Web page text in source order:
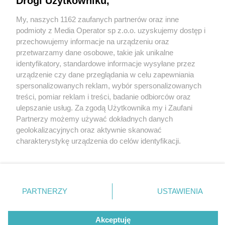
Wydawca mediówlokalnych
Nie zapomnij
zapoznać się z:
polityką prywatności regulamin korzystania z portali
Twojemiasto
Piekary Śląskie
Chorzów
Tarnowskie Góry
Gliwice
Skontaktuj się z nami
Kontakt
Wydawca
Redakcja
My, naszych 1162 zaufanych partnerów oraz inne
podmioty z Media Operator sp z.o.o. uzyskujemy dostęp i
przechowujemy informacje na urządzeniu oraz
przetwarzamy dane osobowe, takie jak unikalne
identyfikatory, standardowe informacje wysyłane przez
urządzenie czy dane przeglądania w celu zapewniania
spersonalizowanych reklam, wybór spersonalizowanych
treści, pomiar reklam i treści, badanie odbiorców oraz
ulepszanie usług. Za zgodą Użytkownika my i Zaufani
Partnerzy możemy używać dokładnych danych
geolokalizacyjnych oraz aktywnie skanować
charakterystykę urządzenia do celów identyfikacji.
zmienić/wycofać klikając przycisk ustawień prywatności
znajdujący się w lewym dolnym rogu strony
rodzaje przetwarzania danych nie wymagają zgody
użytkownika, ale masz prawo sprzeciwić się takiemu
PARTNERZY USTAWIENIA
Akceptuję